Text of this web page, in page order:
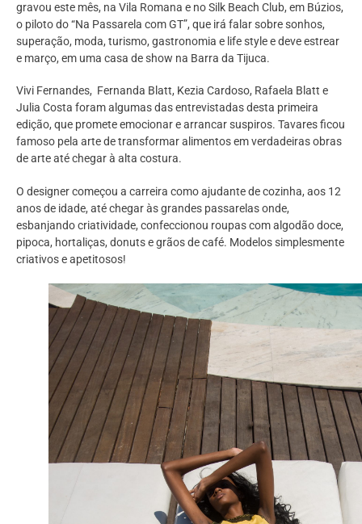
gravou este mês, na Vila Romana e no Silk Beach Club, em Búzios,
o piloto do “Na Passarela com GT”, que irá falar sobre sonhos,
superação, moda, turismo, gastronomia e life style e deve estrear
e março, em uma casa de show na Barra da Tijuca.
Vivi Fernandes, Fernanda Blatt, Kezia Cardoso, Rafaela Blatt e
Julia Costa foram algumas das entrevistadas desta primeira
edição, que promete emocionar e arrancar suspiros. Tavares ficou
famoso pela arte de transformar alimentos em verdadeiras obras
de arte até chegar à alta costura.
O designer começou a carreira como ajudante de cozinha, aos 12
anos de idade, até chegar às grandes passarelas onde,
esbanjando criatividade, confeccionou roupas com algodão doce,
pipoca, hortaliças, donuts e grãos de café. Modelos simplesmente
criativos e apetitosos!